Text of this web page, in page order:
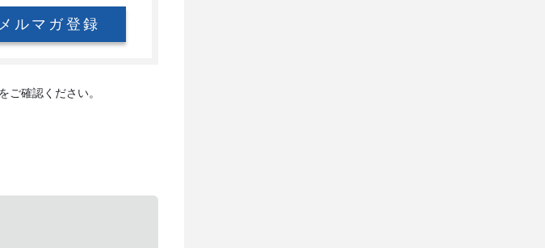
ルマガ登録
をご確認ください。